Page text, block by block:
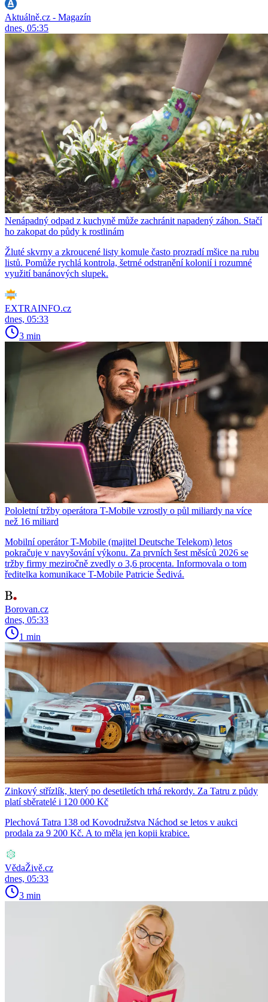
Aktuálně.cz - Magazín
dnes, 05:35
Nenápadný odpad z kuchyně může zachránit napadený záhon. Stačí
ho zakopat do půdy k rostlinám
Žluté skvrny a zkroucené listy komule často prozradí mšice na rubu
listů. Pomůže rychlá kontrola, šetrné odstranění kolonií i rozumné
využití banánových slupek.
EXTRAINFO.cz
dnes, 05:33
3 min
Pololetní tržby operátora T-Mobile vzrostly o půl miliardy na více
než 16 miliard
Mobilní operátor T-Mobile (majitel Deutsche Telekom) letos
pokračuje v navyšování výkonu. Za prvních šest měsíců 2026 se
tržby firmy meziročně zvedly o 3,6 procenta. Informovala o tom
ředitelka komunikace T-Mobile Patricie Šedivá.
Borovan.cz
dnes, 05:33
1 min
Zinkový střízlík, který po desetiletích trhá rekordy. Za Tatru z půdy
platí sběratelé i 120 000 Kč
Plechová Tatra 138 od Kovodružstva Náchod se letos v aukci
prodala za 9 200 Kč. A to měla jen kopii krabice.
VědaŽivě.cz
dnes, 05:33
3 min